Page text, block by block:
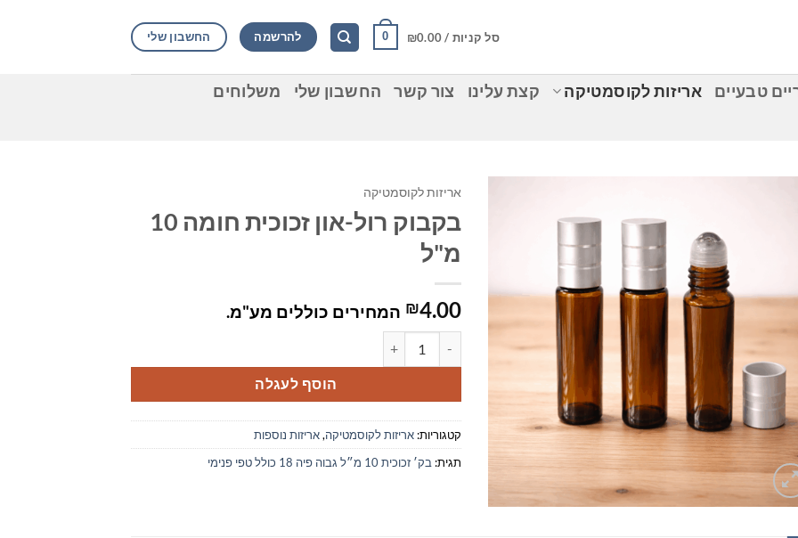
סל קניות / ₪0.00
0 להרשמה החשבון שלי
טבעיים אריזות לקוסמטיקה קצת עלינו צור קשר החשבון שלי
משלוחים
אריזות לקוסמטיקה
בקבוק רול-און זכוכית חומה 10
מ"ל
₪4.00 המחירים כוללים מע"מ.
הוסף לעגלה
קטגוריות:אריזות לקוסמטיקה,אריזות נוספות
תגית: בק׳ זכוכית 10 מ״ל גבוה פיה 18 כולל טפי פנימי